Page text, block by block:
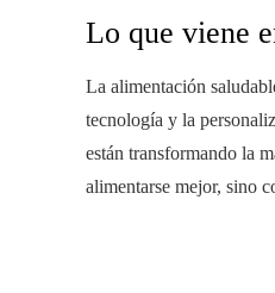
Lo que viene
La alimentación
tecnología y la
están transformando la
alimentarse mejor, sino